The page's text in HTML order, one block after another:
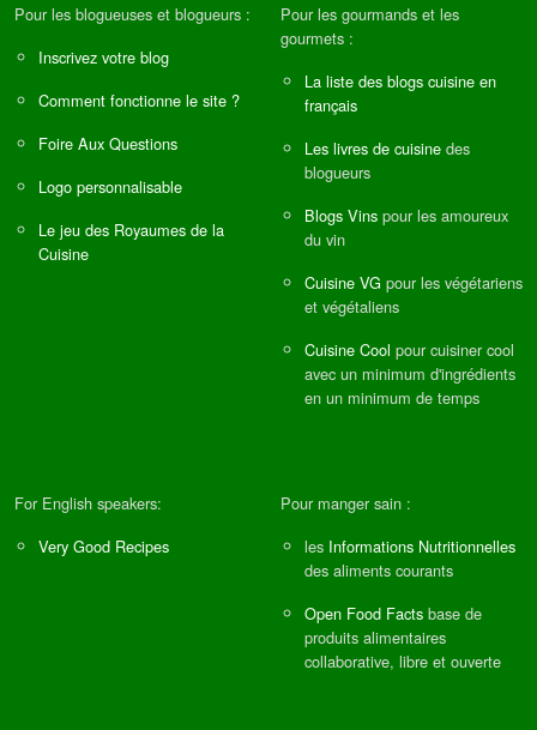
Pour les blogueuses et blogueurs :
Inscrivez votre blog
Comment fonctionne le site ?
Foire Aux Questions
Logo personnalisable
Le jeu des Royaumes de la
Cuisine
Pour les gourmands et les
gourmets :
La liste des blogs cuisine en
français
Les livres de cuisine des
blogueurs
Blogs Vins pour les amoureux
du vin
Cuisine VG pour les végétariens
et végétaliens
Cuisine Cool pour cuisiner cool
avec un minimum d'ingrédients
en un minimum de temps
For English speakers:
Very Good Recipes
Pour manger sain :
les Informations Nutritionnelles
des aliments courants
Open Food Facts base de
produits alimentaires
collaborative, libre et ouverte